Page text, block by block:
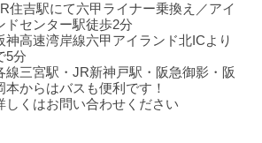
住吉駅にて六甲ライナー乗換え／アイ
ドセンター駅徒歩2分
神高速湾岸線六甲アイランド北ICより
5分
線三宮駅・JR新神戸駅・阪急御影・阪
本からはバスも便利です！
くはお問い合わせください